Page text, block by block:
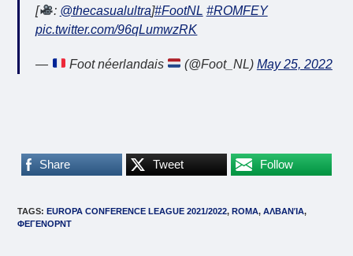
[ : @thecasualultra]#FootNL #ROMFEY
pic.twitter.com/96qLumwzRK
— Foot néerlandais (@Foot_NL) May 25, 2022
Share Tweet Follow
TAGS:EUROPA CONFERENCE LEAGUE 2021/2022, ROMA, ΑΛΒΑΝΊΑ,
ΦΕΓΕΝΟΡΝΤ